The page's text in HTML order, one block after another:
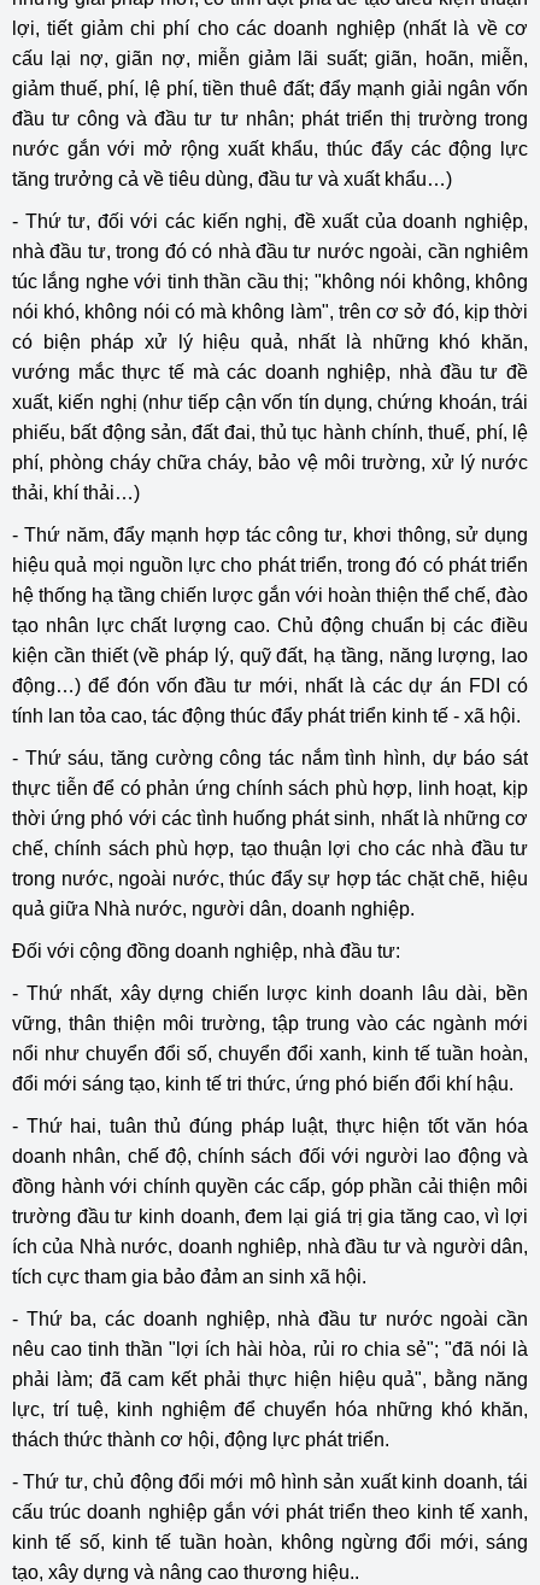
lợi, tiết giảm chi phí cho các doanh nghiệp (nhất là về cơ
cấu lại nợ, giãn nợ, miễn giảm lãi suất; giãn, hoãn, miễn,
giảm thuế, phí, lệ phí, tiền thuê đất; đẩy mạnh giải ngân vốn
đầu tư công và đầu tư tư nhân; phát triển thị trường trong
nước gắn với mở rộng xuất khẩu, thúc đẩy các động lực
tăng trưởng cả về tiêu dùng, đầu tư và xuất khẩu…)
- Thứ tư, đối với các kiến nghị, đề xuất của doanh nghiệp,
nhà đầu tư, trong đó có nhà đầu tư nước ngoài, cần nghiêm
túc lắng nghe với tinh thần cầu thị; "không nói không, không
nói khó, không nói có mà không làm", trên cơ sở đó, kịp thời
có biện pháp xử lý hiệu quả, nhất là những khó khăn,
vướng mắc thực tế mà các doanh nghiệp, nhà đầu tư đề
xuất, kiến nghị (như tiếp cận vốn tín dụng, chứng khoán, trái
phiếu, bất động sản, đất đai, thủ tục hành chính, thuế, phí, lệ
phí, phòng cháy chữa cháy, bảo vệ môi trường, xử lý nước
thải, khí thải…)
- Thứ năm, đẩy mạnh hợp tác công tư, khơi thông, sử dụng
hiệu quả mọi nguồn lực cho phát triển, trong đó có phát triển
hệ thống hạ tầng chiến lược gắn với hoàn thiện thể chế, đào
tạo nhân lực chất lượng cao. Chủ động chuẩn bị các điều
kiện cần thiết (về pháp lý, quỹ đất, hạ tầng, năng lượng, lao
động…) để đón vốn đầu tư mới, nhất là các dự án FDI có
tính lan tỏa cao, tác động thúc đẩy phát triển kinh tế - xã hội.
- Thứ sáu, tăng cường công tác nắm tình hình, dự báo sát
thực tiễn để có phản ứng chính sách phù hợp, linh hoạt, kịp
thời ứng phó với các tình huống phát sinh, nhất là những cơ
chế, chính sách phù hợp, tạo thuận lợi cho các nhà đầu tư
trong nước, ngoài nước, thúc đẩy sự hợp tác chặt chẽ, hiệu
quả giữa Nhà nước, người dân, doanh nghiệp.
Đối với cộng đồng doanh nghiệp, nhà đầu tư:
- Thứ nhất, xây dựng chiến lược kinh doanh lâu dài, bền
vững, thân thiện môi trường, tập trung vào các ngành mới
nổi như chuyển đổi số, chuyển đổi xanh, kinh tế tuần hoàn,
đổi mới sáng tạo, kinh tế tri thức, ứng phó biến đổi khí hậu.
- Thứ hai, tuân thủ đúng pháp luật, thực hiện tốt văn hóa
doanh nhân, chế độ, chính sách đối với người lao động và
đồng hành với chính quyền các cấp, góp phần cải thiện môi
trường đầu tư kinh doanh, đem lại giá trị gia tăng cao, vì lợi
ích của Nhà nước, doanh nghiêp, nhà đầu tư và người dân,
tích cực tham gia bảo đảm an sinh xã hội.
- Thứ ba, các doanh nghiệp, nhà đầu tư nước ngoài cần
nêu cao tinh thần "lợi ích hài hòa, rủi ro chia sẻ"; "đã nói là
phải làm; đã cam kết phải thực hiện hiệu quả", bằng năng
lực, trí tuệ, kinh nghiệm để chuyển hóa những khó khăn,
thách thức thành cơ hội, động lực phát triển.
- Thứ tư, chủ động đổi mới mô hình sản xuất kinh doanh, tái
cấu trúc doanh nghiệp gắn với phát triển theo kinh tế xanh,
kinh tế số, kinh tế tuần hoàn, không ngừng đổi mới, sáng
tạo, xây dựng và nâng cao thương hiệu..